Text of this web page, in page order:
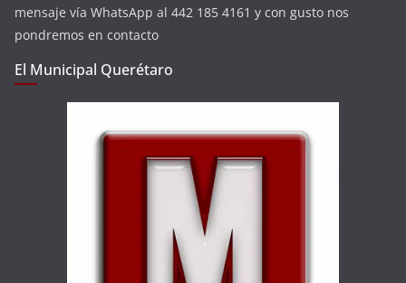
mensaje vía WhatsApp al 442 185 4161 y con gusto nos
pondremos en contacto
El Municipal Querétaro